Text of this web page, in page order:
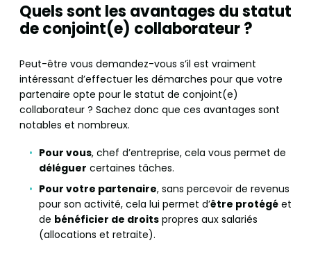
Quels sont les avantages du statut
de conjoint(e) collaborateur ?
Peut-être vous demandez-vous s’il est vraiment
intéressant d’effectuer les démarches pour que votre
partenaire opte pour le statut de conjoint(e)
collaborateur ? Sachez donc que ces avantages sont
notables et nombreux.
Pour vous, chef d’entreprise, cela vous permet de
déléguer certaines tâches.
Pour votre partenaire, sans percevoir de revenus
pour son activité, cela lui permet d’être protégé et
de bénéficier de droits propres aux salariés
(allocations et retraite).